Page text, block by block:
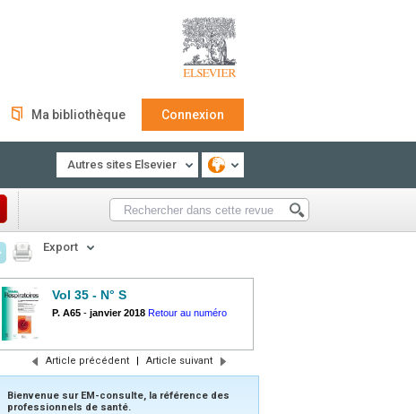
Ma bibliothèque Connexion
Autres sites Elsevier
Export
Vol 35 - N° S
P. A65 - janvier 2018 Retour au numéro
Article précédent | Article suivant
Bienvenue sur EM-consulte, la référence des
professionnels de santé.